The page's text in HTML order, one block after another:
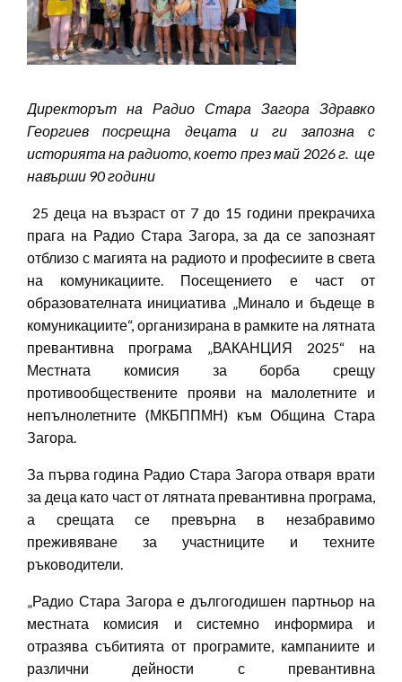
Директорът на Радио Стара Загора Здравко
Георгиев посрещна децата и ги запозна с
историята на радиото, което през май 2026 г. ще
навърши 90 години
25 деца на възраст от 7 до 15 години прекрачиха
прага на Радио Стара Загора, за да се запознаят
отблизо с магията на радиото и професиите в света
на комуникациите. Посещението е част от
образователната инициатива „Минало и бъдеще в
комуникациите“, организирана в рамките на лятната
превантивна програма „ВАКАНЦИЯ 2025“ на
Местната комисия за борба срещу
противообществените прояви на малолетните и
непълнолетните (МКБППМН) към Община Стара
Загора.
За първа година Радио Стара Загора отваря врати
за деца като част от лятната превантивна програма,
а срещата се превърна в незабравимо
преживяване за участниците и техните
ръководители.
„Радио Стара Загора е дългогодишен партньор на
местната комисия и системно информира и
отразява събитията от програмите, кампаниите и
различни дейности с превантивна